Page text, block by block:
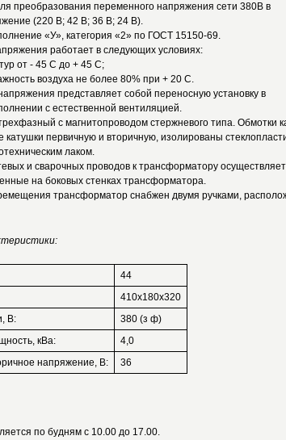
преобразования переменного напряжения сети 380В в
(220 В; 42 В; 36 В; 24 В).
«У», категория «2» по ГОСТ 15150-69.
работает в следующих условиях:
от - 45 С до + 45 С;
воздуха не более 80% при + 20 С.
представляет собой переносную установку в
с естественной вентиляцией.
с магнитопроводом стержневого типа. Обмотки
первичную и вторичную, изолированы
лаком.
и сварочных проводов к трансформатору
на боковых стенках трансформатора.
трансформатор снабжен двумя ручками,
44
410х180х320
В:
380 (з ф)
кВа:
4,0
напряжение, В:
36
по будням с 10.00 до 17.00.